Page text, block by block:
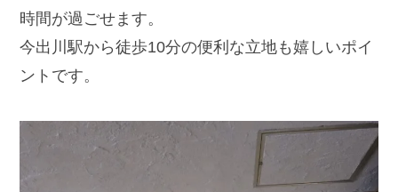
時間が過ごせます。
今出川駅から徒歩10分の便利な立地も嬉しいポイ
ントです。